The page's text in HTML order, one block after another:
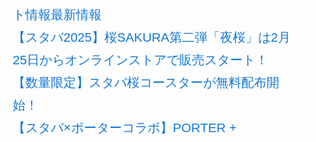
ト情報最新情報
【スタバ2025】桜SAKURA第二弾「夜桜」は2月
25日からオンラインストアで販売スタート！
【数量限定】スタバ桜コースターが無料配布開
始！
【スタバ×ポーターコラボ】PORTER +